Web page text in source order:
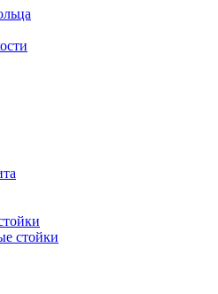
стойки